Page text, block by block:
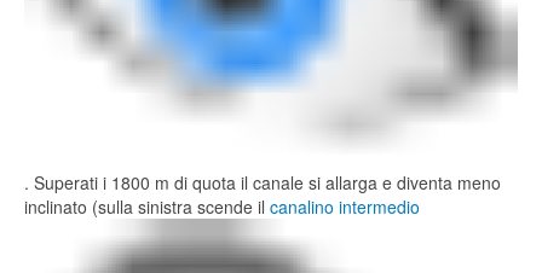
. Superati i 1800 m di quota il canale si allarga e diventa meno
inclinato (sulla sinistra scende il canalino intermedio